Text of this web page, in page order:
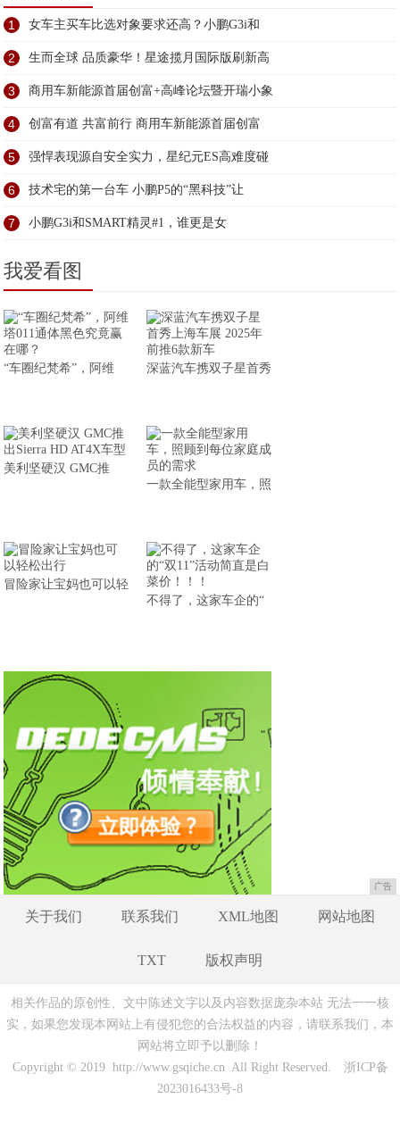
1 女车主买车比选对象要求还高？小鹏G3i和
2 生而全球 品质豪华！星途揽月国际版刷新高
3 商用车新能源首届创富+高峰论坛暨开瑞小象
4 创富有道 共富前行 商用车新能源首届创富
5 强悍表现源自安全实力，星纪元ES高难度碰
6 技术宅的第一台车 小鹏P5的“黑科技”让
7 小鹏G3i和SMART精灵#1，谁更是女
我爱看图
“车圈纪梵希”，阿维 深蓝汽车携双子星首秀
美利坚硬汉 GMC推
一款全能型家用车，照
冒险家让宝妈也可以轻
不得了，这家车企的“
广告
关于我们 联系我们 XML地图 网站地图
TXT 版权声明
相关作品的原创性、文中陈述文字以及内容数据庞杂本站 无法一一核
实，如果您发现本网站上有侵犯您的合法权益的内容，请联系我们，本
网站将立即予以删除！
Copyright © 2019 http://www.gsqiche.cn All Right Reserved. 浙ICP备
2023016433号-8